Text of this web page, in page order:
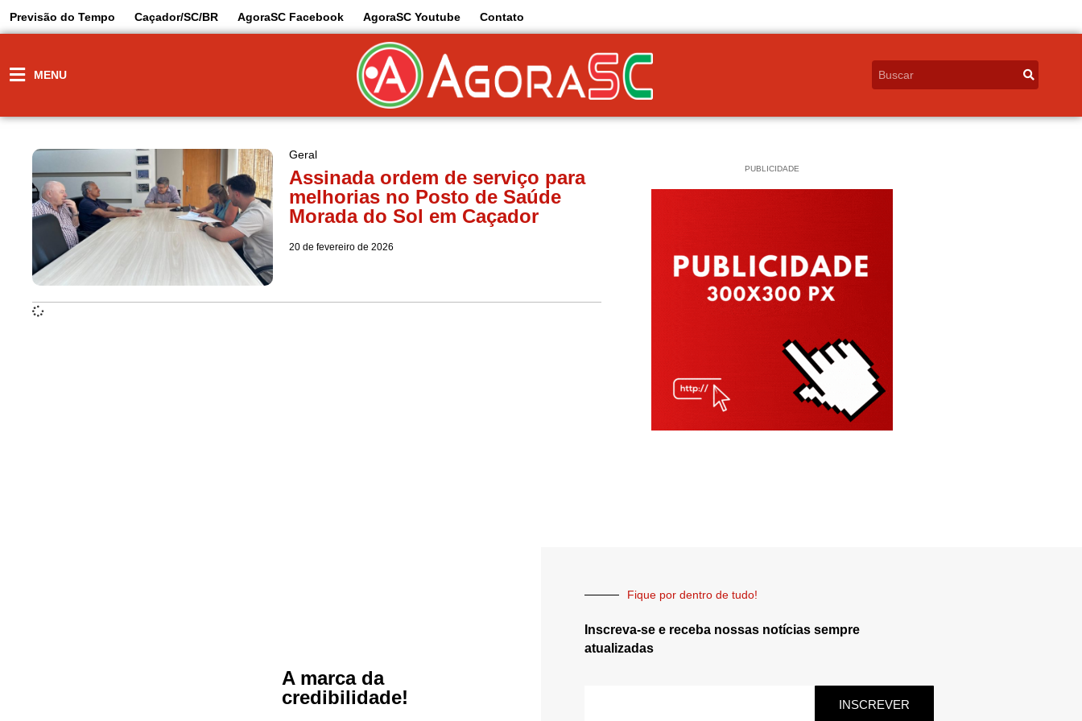
Previsão do Tempo Caçador/SC/BR AgoraSC Facebook AgoraSC Youtube Contato
MENU
Geral
Assinada ordem de serviço para
melhorias no Posto de Saúde
Morada do Sol em Caçador
20 de fevereiro de 2026
PUBLICIDADE
A marca da
credibilidade!
Fique por dentro de tudo!
Inscreva-se e receba nossas notícias sempre
atualizadas
INSCREVER